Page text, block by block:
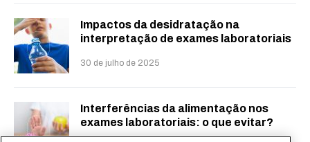
Impactos da desidratação na
interpretação de exames laboratoriais
30 de julho de 2025
Interferências da alimentação nos
exames laboratoriais: o que evitar?